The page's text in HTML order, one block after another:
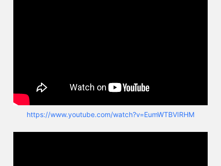
https://www.youtube.com/watch?v=EumWTBVIRHM